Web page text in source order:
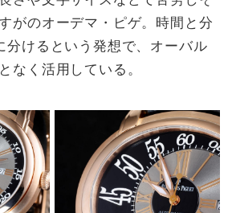
がのオーデマ・ピゲ。時間と分
分けるという発想で、オーバル
なく活用している。